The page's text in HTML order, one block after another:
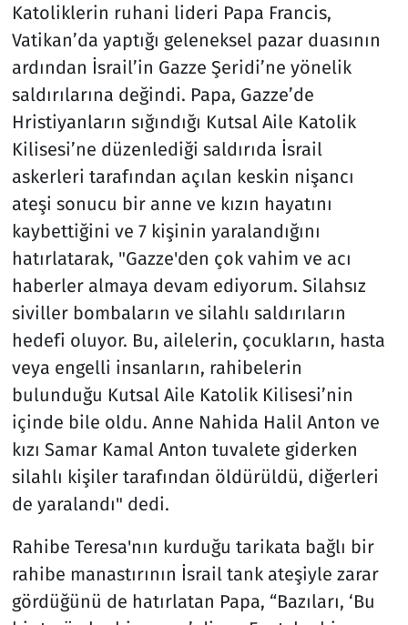
Katoliklerin ruhani lideri Papa Francis,
Vatikan’da yaptığı geleneksel pazar duasının
ardından İsrail’in Gazze Şeridi’ne yönelik
saldırılarına değindi. Papa, Gazze’de
Hristiyanların sığındığı Kutsal Aile Katolik
Kilisesi’ne düzenlediği saldırıda İsrail
askerleri tarafından açılan keskin nişancı
ateşi sonucu bir anne ve kızın hayatını
kaybettiğini ve 7 kişinin yaralandığını
hatırlatarak, "Gazze'den çok vahim ve acı
haberler almaya devam ediyorum. Silahsız
siviller bombaların ve silahlı saldırıların
hedefi oluyor. Bu, ailelerin, çocukların, hasta
veya engelli insanların, rahibelerin
bulunduğu Kutsal Aile Katolik Kilisesi’nin
içinde bile oldu. Anne Nahida Halil Anton ve
kızı Samar Kamal Anton tuvalete giderken
silahlı kişiler tarafından öldürüldü, diğerleri
de yaralandı" dedi.
Rahibe Teresa'nın kurduğu tarikata bağlı bir
rahibe manastırının İsrail tank ateşiyle zarar
gördüğünü de hatırlatan Papa, “Bazıları, ‘Bu
Spor
Teknoloji ve Bilim
Televizyon